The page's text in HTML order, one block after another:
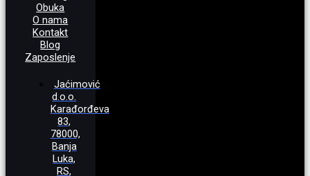
Obuka
O nama
Kontakt
Blog
Zaposlenje
Jaćimović
d.o.o.
Karađorđeva
83,
78000,
Banja
Luka,
RS,